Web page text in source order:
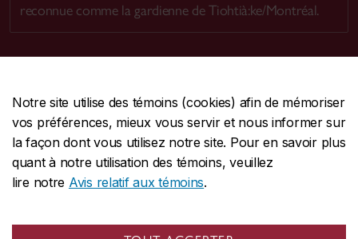
Notre site utilise des témoins (cookies) afin de mémoriser
vos préférences, mieux vous servir et nous informer sur
la façon dont vous utilisez notre site. Pour en savoir plus
quant à notre utilisation des témoins, veuillez
lire notre Avis relatif aux témoins.
reconnue comme la gardienne de Tiohtià:ke/Montréal.
CENTRALE514-848-2424
URGENCE514-848-3717
Protection et prévention | Accessibilité | Confidentialité
Conditions d'utilisation |